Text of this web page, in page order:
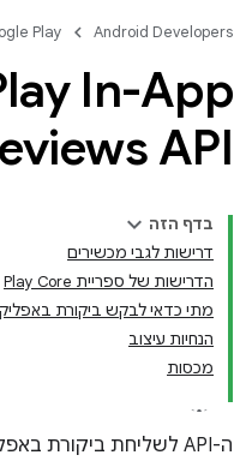
Android Developers
Play
In-App
API
בדף הזה
דרישות לגבי מכשירים
הדרישות של ספריית Play Core
מתי כדאי לבקש ביקורת
הנחיות עיצוב
מכסות